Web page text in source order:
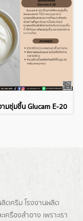
ามชุ่มชื้น Glucam E-20
ลิตครีมโรงงานผลิต
เครื่องสำอาง เพราะเรา